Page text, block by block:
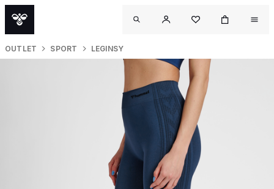
OUTLET SPORT LEGINSY